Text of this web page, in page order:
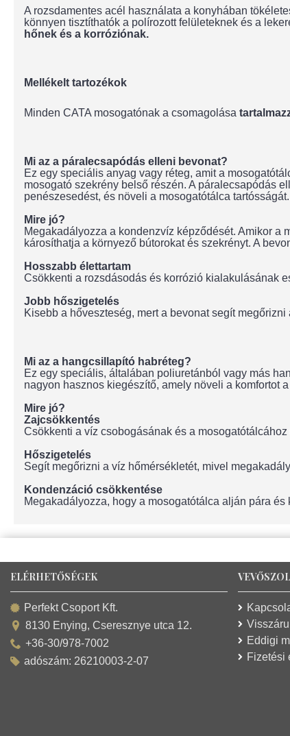
A rozsdamentes acél használata a konyhában
könnyen tisztíthatók a polírozott felületeknek és a
hőnek és a korróziónak.
Mellékelt tartozékok
Minden CATA mosogatónak a csomagolása
Mi az a páralecsapódás elleni bevonat?
Ez egy speciális anyag vagy réteg, amit a
mosogató szekrény belső részén. A páralecsapódás
penészesedést, és növeli a mosogatótálca tartósságát.
Mire jó?
Megakadályozza a kondenzvíz képződését. Amikor a
károsíthatja a környező bútorokat és szekrényt. A
Hosszabb élettartam
Csökkenti a rozsdásodás és korrózió kialakulásának
Jobb hőszigetelés
Kisebb a hőveszteség, mert a bevonat segít
Mi az a hangcsillapító habréteg?
Ez egy speciális, általában poliuretánból vagy más
nagyon hasznos kiegészítő, amely növeli a komfortot
Mire jó?
Zajcsökkentés
Csökkenti a víz csobogásának és a
Hőszigetelés
Segít megőrizni a víz hőmérsékletét, mivel
Kondenzáció csökkentése
Megakadályozza, hogy a mosogatótálca alján pára
ELÉRHETŐSÉGEK
Perfekt Csoport Kft.
8130 Enying, Cseresznye utca 12.
+36-30/978-7002
adószám: 26210003-2-07
Visszáru
Eddigi
Fizetési